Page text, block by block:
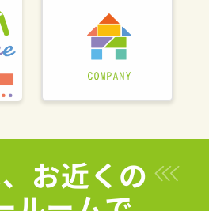
お近くの